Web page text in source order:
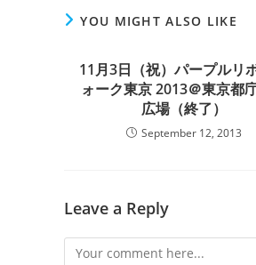
YOU MIGHT ALSO LIKE
11月3日（祝）パープルリ
ォーク東京 2013＠東京都
広場（終了）
September 12, 2013
Leave a Reply
Comment